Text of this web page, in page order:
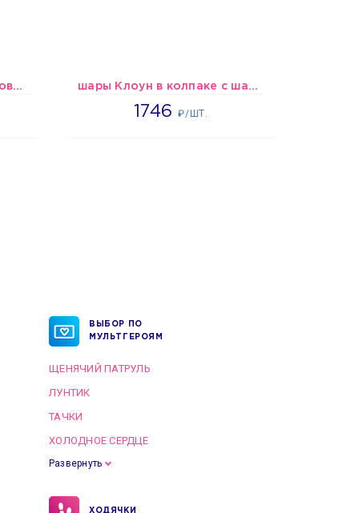
шары Бело-розово-бордовые металлик шары Клоун в колпаке с шариком
1746₽/ШТ.
1746
ВЫБОР ПО
МУЛЬТГЕРОЯМ
ЩЕНЯЧИЙ ПАТРУЛЬ
ЛУНТИК
ТАЧКИ
ХОЛОДНОЕ СЕРДЦЕ
Развернуть
ХОДЯЧКИ